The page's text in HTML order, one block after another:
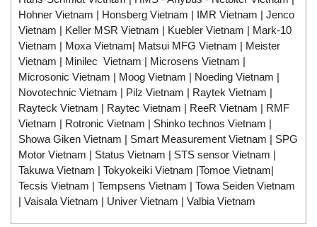
Hohner Vietnam | Honsberg Vietnam | IMR Vietnam | Jenco
Vietnam | Keller MSR Vietnam | Kuebler Vietnam | Mark-10
Vietnam | Moxa Vietnam| Matsui MFG Vietnam | Meister
Vietnam | Minilec Vietnam | Microsens Vietnam |
Microsonic Vietnam | Moog Vietnam | Noeding Vietnam |
Novotechnic Vietnam | Pilz Vietnam | Raytek Vietnam |
Rayteck Vietnam | Raytec Vietnam | ReeR Vietnam | RMF
Vietnam | Rotronic Vietnam | Shinko technos Vietnam |
Showa Giken Vietnam | Smart Measurement Vietnam | SPG
Motor Vietnam | Status Vietnam | STS sensor Vietnam |
Takuwa Vietnam | Tokyokeiki Vietnam |Tomoe Vietnam|
Tecsis Vietnam | Tempsens Vietnam | Towa Seiden Vietnam
| Vaisala Vietnam | Univer Vietnam | Valbia Vietnam